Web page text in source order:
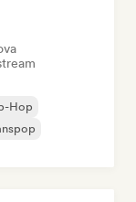
Hop